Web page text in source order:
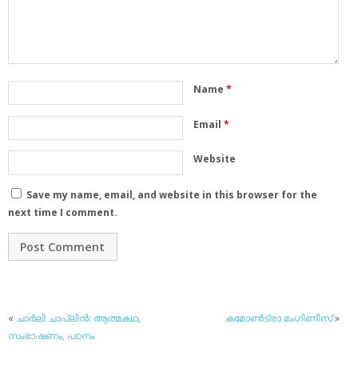
Name *
Email *
Website
Save my name, email, and website in this browser for the
next time I comment.
« ചാര്‍ലി ചാപ്ലിന്‍: ആത്മകഥ,
സംഭാഷണം, പഠനം
കമോണ്‍ട്രാ മംഗിണീസ്»